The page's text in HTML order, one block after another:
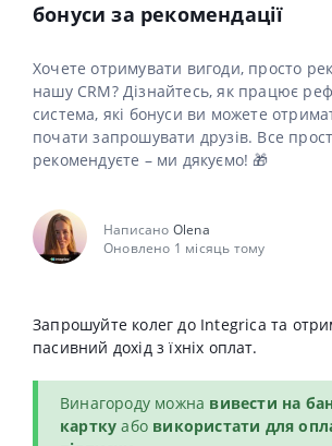
бонуси за рекомендації
Хочете отримувати вигоди, просто
нашу CRM? Дізнайтесь, як працює
система, які бонуси ви можете
почати запрошувати друзів. Все
рекомендуєте – ми дякуємо! 🎁
Написано Olena
Оновлено 1 місяць тому
Запрошуйте колег до Integrica та
пасивний дохід з їхніх оплат.
Винагороду можна вивести на
картку або використати для